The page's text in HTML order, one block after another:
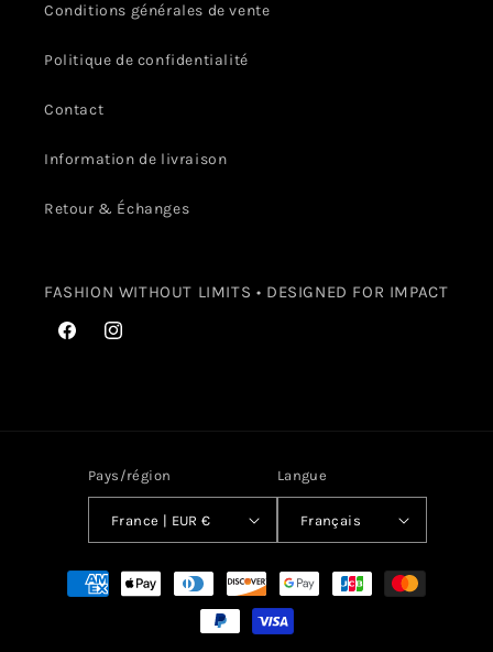
Conditions générales de vente
Politique de confidentialité
Contact
Information de livraison
Retour & Échanges
FASHION WITHOUT LIMITS • DESIGNED FOR IMPACT
FacebookInstagram
Pays/région
France | EUR €
Langue
Français
Moyens